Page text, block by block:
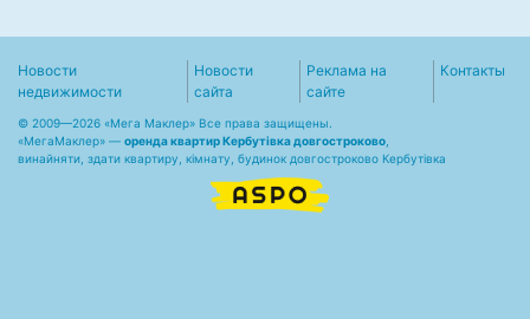
Новости
недвижимости
Новости
сайта
Реклама на
сайте
Контакты
© 2009—2026 «Мега Маклер» Все права защищены.
«МегаМаклер» — оренда квартир Кербутівка довгостроково
винайняти, здати квартиру, кімнату, будинок довгостроково Кербутівка